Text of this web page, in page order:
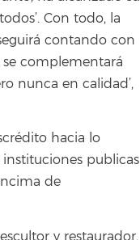
Con todo, la
contando con
se complementará
nunca en calidad’,
hacia lo
publicas
de
y restaurador,